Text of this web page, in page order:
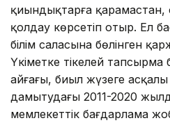
қиындықтарға
қолдау көрсетіп отыр. Ел
білім саласына бөлінген
Үкіметке тікелей тапсырма
айғағы, биыл жүзеге
дамытудағы 2011-2020
мемлекеттік бағдарлама